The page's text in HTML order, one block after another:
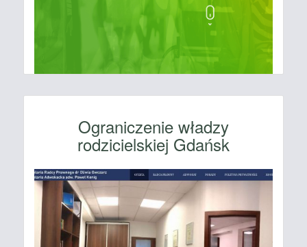
Ograniczenie władzy
rodzicielskiej Gdańsk